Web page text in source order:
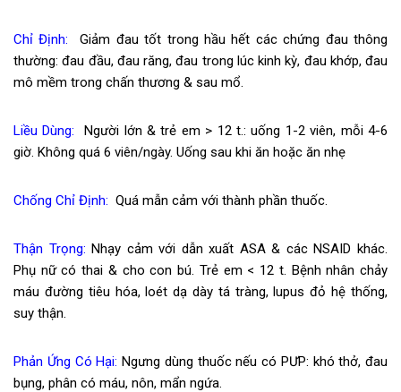
Chỉ Định:
Giảm đau tốt trong hầu hết các chứng đau thông
thường: đau đầu, đau răng, đau trong lúc kinh kỳ, đau khớp, đau
mô mềm trong chấn thương & sau mổ.
Liều Dùng:
Người lớn & trẻ em > 12 t.: uống 1-2 viên, mỗi 4-6
giờ. Không quá 6 viên/ngày. Uống sau khi ăn hoặc ăn nhẹ
Chống Chỉ Định: Quá mẫn cảm với thành phần thuốc.
Thận Trọng: Nhạy cảm với dẫn xuất ASA & các NSAID khác.
Phụ nữ có thai & cho con bú. Trẻ em < 12 t. Bệnh nhân chảy
máu đường tiêu hóa, loét dạ dày tá tràng, lupus đỏ hệ thống,
suy thận.
Phản Ứng Có Hại: Ngưng dùng thuốc nếu có PƯP: khó thở, đau
bụng, phân có máu, nôn, mẩn ngứa.